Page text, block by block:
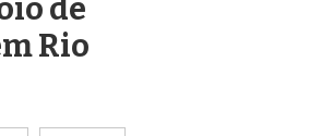
de
Rio